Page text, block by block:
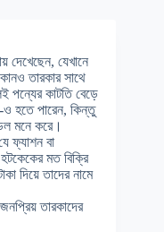
দেখেছেন, যেখানে
তারকার সাথে
পন্যের কাটতি বেড়ে
হতে পারেন, কিন্তু
মনে করে।
ফ্যাশন বা
মত বিক্রি
দিয়ে তাদের নামে
তারকাদের